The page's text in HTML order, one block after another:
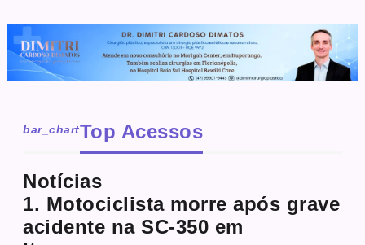
bar_chartTop Acessos
Notícias
1. Motociclista morre após grave
acidente na SC-350 em